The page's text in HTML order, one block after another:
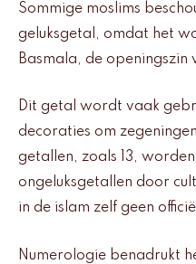
Sommige moslims
geluksgetal, omdat het
Basmala, de openingszin
Dit getal wordt vaak
decoraties om
getallen, zoals 13,
ongeluksgetallen door
in de islam zelf geen
Numerologie benadrukt